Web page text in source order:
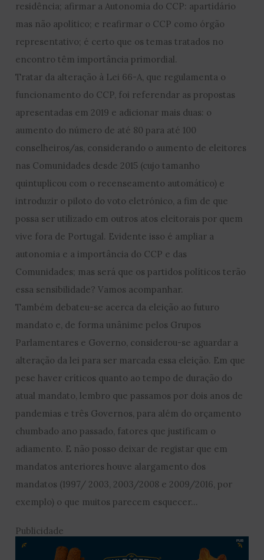
residência; afirmar a Autonomia do CCP: apartidário
mas não apolítico; e reafirmar o CCP como órgão
representativo; é certo que os temas tratados no
encontro têm importância primordial.
Tratar da alteração à Lei 66-A, que regulamenta o
funcionamento do CCP, foi referendar as propostas
apresentadas em 2019 e adicionar mais duas: o
aumento do número de até 80 para até 100
conselheiros/as, considerando o aumento de eleitores
nas Comunidades desde 2015 (cujo tamanho
quintuplicou com o recenseamento automático) e
introduzir o piloto do voto eletrónico, a fim de que
possa ser utilizado em outros atos eleitorais por quem
vive fora de Portugal. Evidente isso é ampliar a
autonomia e a importância do CCP e das
Comunidades; mas será que os partidos políticos terão
essa sensibilidade? Vamos acompanhar.
Também debateu-se acerca da eleição ao futuro
mandato e, de forma unânime pelos Grupos
Parlamentares e Governo, considerou-se aguardar a
alteração da lei para ser marcada essa eleição. Em que
pese haver críticos quanto ao tempo de duração do
atual mandato, lembro que passamos por dois anos de
pandemias e três Governos, para além do orçamento
chumbado ano passado, fatores que justificam o
adiamento. E não posso deixar de registar que em
mandatos anteriores houve alargamento dos
mandatos (1997/ 2003, 2003/2008 e 2009/2016, por
exemplo) o que muitos parecem esquecer…
Publicidade